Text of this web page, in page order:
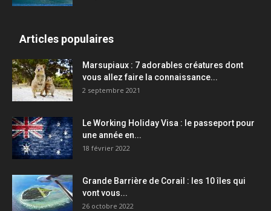
Articles populaires
Marsupiaux : 7 adorables créatures dont
vous allez faire la connaissance...
2 septembre 2021
Le Working Holiday Visa : le passeport pour
une année en...
18 février 2022
Grande Barrière de Corail : les 10 îles qui
vont vous...
26 octobre 2022